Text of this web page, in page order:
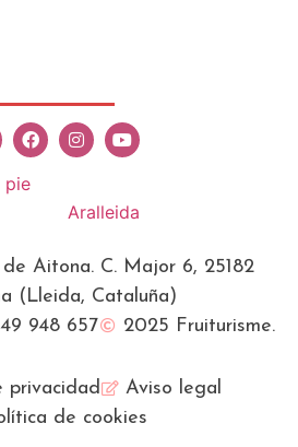
Aitona. C. Major 6, 25182
(Lleida, Cataluña)
948 657 2025 Fruiturisme.
privacidad
Aviso legal
de cookies